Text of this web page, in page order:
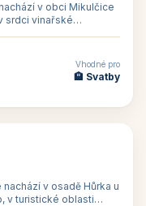
v obci Mikulčice
srdci vinařské
Vhodné pro
🏨 Svatby
v osadě Hůrka u
v turistické oblasti